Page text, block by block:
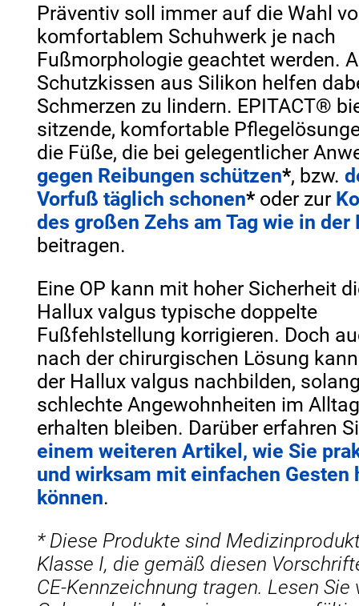
Präventiv soll immer auf die Wahl
komfortablem Schuhwerk je nach
Fußmorphologie geachtet werden.
Schutzkissen aus Silikon helfen
Schmerzen zu lindern. EPITACT®
sitzende, komfortable
die Füße, die bei gelegentlicher
gegen Reibungen schützen*, bzw.
Vorfuß täglich schonen* oder zur
des großen Zehs am Tag wie in der
beitragen.
Eine OP kann mit hoher Sicherheit
Hallux valgus typische doppelte
Fußfehlstellung korrigieren. Doch
nach der chirurgischen Lösung
der Hallux valgus nachbilden,
schlechte Angewohnheiten im
erhalten bleiben. Darüber erfahren
einem weiteren Artikel, wie Sie
und wirksam mit einfachen Gesten
können.
* Diese Produkte sind
Klasse I, die gemäß diesen
CE-Kennzeichnung tragen. Lesen Sie